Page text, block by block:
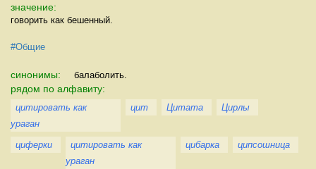
значение:
говорить как бешенный.
#Общие
синонимы: балаболить.
рядом по алфавиту:
цитировать как
ураган
цит Цитата Цирлы
циферки
цитировать как
ураган
цибарка ципсошница